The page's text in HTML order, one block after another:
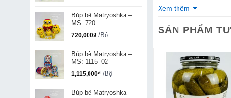
Búp bê Matryoshka –
MS: 720
720,000₫ /Bộ
Búp bê Matryoshka –
MS: 1115_02
1,115,000₫ /Bộ
Búp bê Matryoshka –
414), hương liệu
2. Cách sử dụng: Ăn
Xem thêm
SẢN PHẨM